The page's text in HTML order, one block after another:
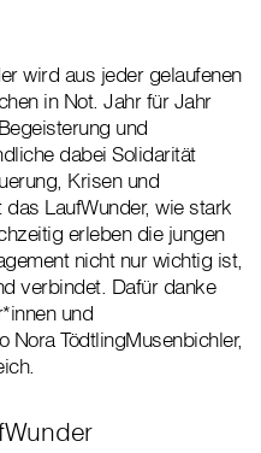
wird aus jeder gelaufenen
in Not. Jahr für Jahr
und
dabei Solidarität
Krisen und
LaufWunder, wie stark
erleben die jungen
nicht nur wichtig ist,
verbindet. Dafür danke
und
Nora TödtlingMusenbichler,